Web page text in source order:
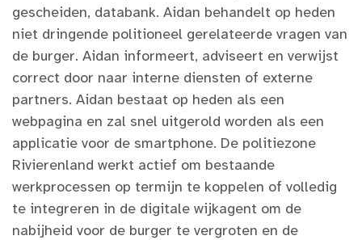
gescheiden, databank. Aidan behandelt op heden
niet dringende politioneel gerelateerde vragen van
de burger. Aidan informeert, adviseert en verwijst
correct door naar interne diensten of externe
partners. Aidan bestaat op heden als een
webpagina en zal snel uitgerold worden als een
applicatie voor de smartphone. De politiezone
Rivierenland werkt actief om bestaande
werkprocessen op termijn te koppelen of volledig
te integreren in de digitale wijkagent om de
nabijheid voor de burger te vergroten en de